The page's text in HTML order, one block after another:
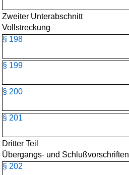
Zweiter Unterabschnitt
Vollstreckung
§ 198
§ 199
§ 200
§ 201
Dritter Teil
Übergangs- und Schlußvorschriften
§ 202